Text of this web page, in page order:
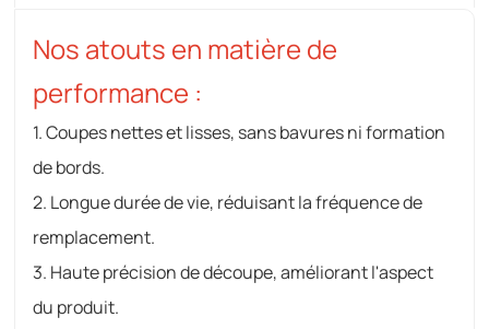
Nos atouts en matière de
performance :
1. Coupes nettes et lisses, sans bavures ni formation
de bords.
2. Longue durée de vie, réduisant la fréquence de
remplacement.
3. Haute précision de découpe, améliorant l'aspect
du produit.